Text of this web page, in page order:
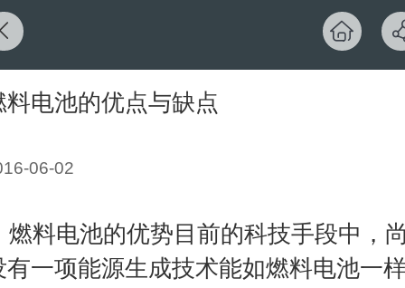
料电池的优点与缺点
06-02
燃料电池的优势目前的科技手段中，尚
有一项能源生成技术能如燃料电池一样